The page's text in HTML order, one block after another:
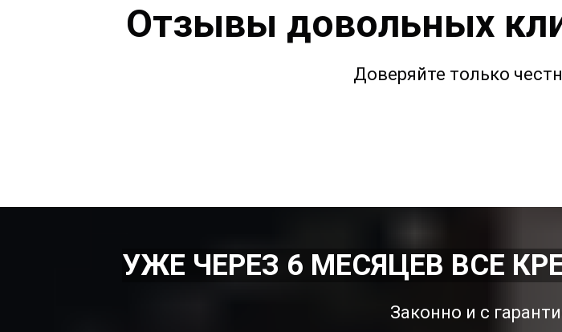
Отзывы довольных
Доверяйте только
УЖЕ ЧЕРЕЗ 6 МЕСЯЦЕВ ВСЕ
Законно и с